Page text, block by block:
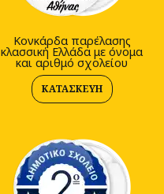
Κονκάρδα παρέλασης
κλασσική Ελλάδα με όνομα
και αριθμό σχολείου
ΚΑΤΑΣΚΕΥΉ